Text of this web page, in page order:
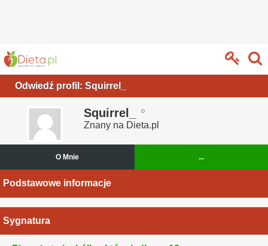
Odwiedź profil: Squirrel_
Squirrel_
Znany na Dieta.pl
O Mnie ...
Podstawowe informacje
Sygnatura